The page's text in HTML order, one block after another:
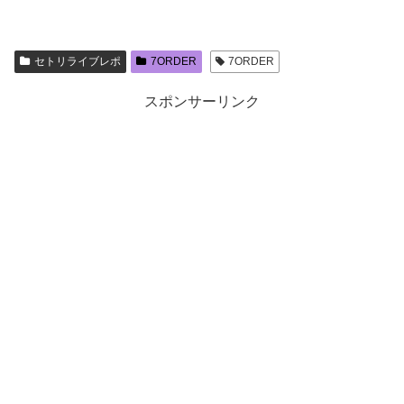
セトリライブレポ 7ORDER 7ORDER
スポンサーリンク